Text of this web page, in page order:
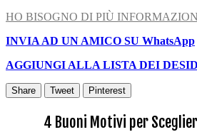
HO BISOGNO DI PIÙ
INVIA AD UN AMICO SU WhatsApp
AGGIUNGI ALLA LISTA DEI
Share Tweet Pinterest
4 Buoni Motivi per